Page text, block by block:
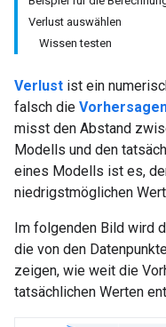
Verlust auswählen
Wissen testen
Verlust ist ein
falsch die
misst den Abstand
Modells und den
eines Modells ist es,
niedrigstmöglichen
Im folgenden Bild wird
die von den
zeigen, wie weit die
tatsächlichen Werten